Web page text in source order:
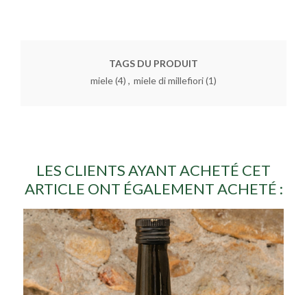
TAGS DU PRODUIT
miele(4) , miele di millefiori(1)
LES CLIENTS AYANT ACHETÉ CET
ARTICLE ONT ÉGALEMENT ACHETÉ :